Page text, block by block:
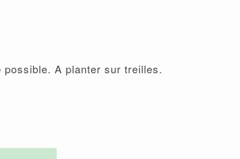
A planter sur treilles.